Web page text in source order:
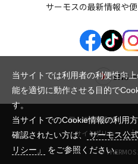
サーモスの最新情報や
SNS
個人情報保護方針
サイトポリシー
© THERMOS
当サイトでは利用者の利便性向
能を適切に動作させる目的で
す。
当サイトでのCookie情報の利用
確認されたい方は、サーモス公
リシー」
をご参照ください。